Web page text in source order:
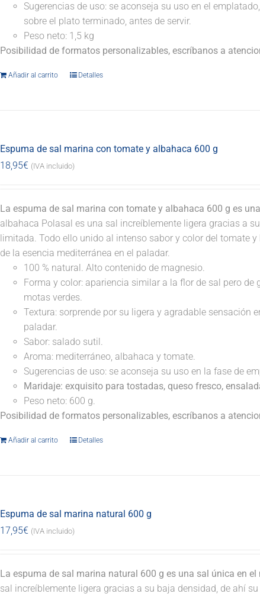
Sugerencias de uso: se aconseja su uso en el
sobre el plato terminado, antes de servir.
Peso neto: 1,5 kg
Posibilidad de formatos personalizables, escríbanos a
Añadir al carrito Detalles
Espuma de sal marina con tomate y albahaca 600 g
18,95€ (IVA incluido)
La espuma de sal marina con tomate y albahaca 600 g es
albahaca Polasal es una sal increíblemente ligera gracias a
limitada. Todo ello unido al intenso sabor y color del tomate
de la esencia mediterránea en el paladar.
100 % natural. Alto contenido de magnesio.
Forma y color: apariencia similar a la flor de sal pero
motas verdes.
Textura: sorprende por su ligera y agradable sensación
paladar.
Sabor: salado sutil.
Aroma: mediterráneo, albahaca y tomate.
Sugerencias de uso: se aconseja su uso en la fase de
Maridaje: exquisito para tostadas, queso fresco,
Peso neto: 600 g.
Posibilidad de formatos personalizables, escríbanos a
Añadir al carrito Detalles
Espuma de sal marina natural 600 g
17,95€ (IVA incluido)
La espuma de sal marina natural 600 g es una sal única en el
sal increíblemente ligera gracias a su baja densidad, de ahí